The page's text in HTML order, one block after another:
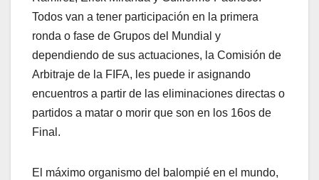
Todos van a tener participación en la primera
ronda o fase de Grupos del Mundial y
dependiendo de sus actuaciones, la Comisión de
Arbitraje de la FIFA, les puede ir asignando
encuentros a partir de las eliminaciones directas o
partidos a matar o morir que son en los 16os de
Final.
El máximo organismo del balompié en el mundo,